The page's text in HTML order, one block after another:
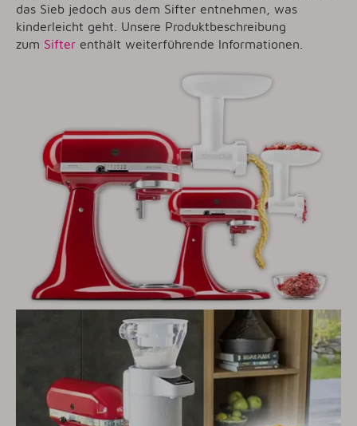
das Sieb jedoch aus dem Sifter entnehmen, was
kinderleicht geht. Unsere Produktbeschreibung
zum Sifter enthält weiterführende Informationen.